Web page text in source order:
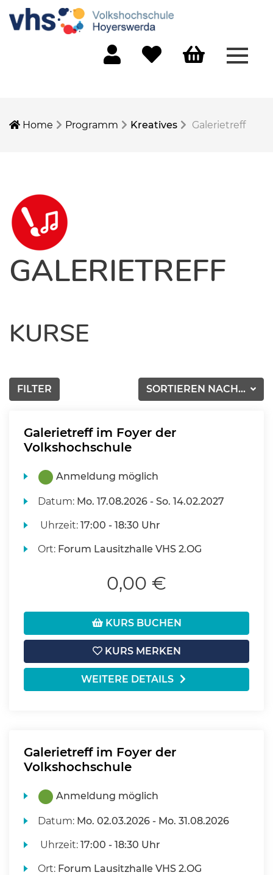
Home Programm Kreatives Galerietreff
GALERIETREFF
KURSE
SORTIEREN NACH...
FILTER
Galerietreff im Foyer der
Volkshochschule
Anmeldung möglich
Datum: Mo. 17.08.2026 -So. 14.02.2027
Uhrzeit:17:00 - 18:30 Uhr
Ort: Forum Lausitzhalle VHS 2.OG
0,00 €
KURS BUCHEN
KURS MERKEN
WEITERE DETAILS
Galerietreff im Foyer der
Volkshochschule
Anmeldung möglich
Datum: Mo. 02.03.2026 - Mo. 31.08.2026
Uhrzeit:17:00 - 18:30 Uhr
Ort: Forum Lausitzhalle VHS 2.OG